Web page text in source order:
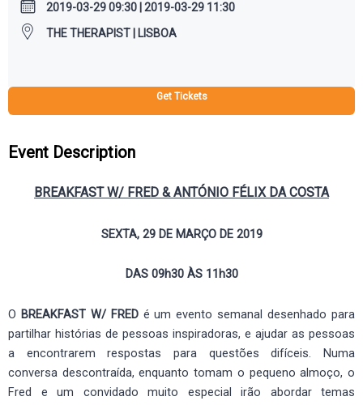
2019-03-29 09:30 | 2019-03-29 11:30
THE THERAPIST | LISBOA
Get Tickets
Event Description
BREAKFAST W/ FRED & ANTÓNIO FÉLIX DA COSTA
SEXTA, 29 DE MARÇO DE 2019
DAS 09h30 ÀS 11h30
O BREAKFAST W/ FRED é um evento semanal desenhado para
partilhar histórias de pessoas inspiradoras, e ajudar as pessoas
a encontrarem respostas para questões difíceis. Numa
conversa descontraída, enquanto tomam o pequeno almoço, o
Fred e um convidado muito especial irão abordar temas